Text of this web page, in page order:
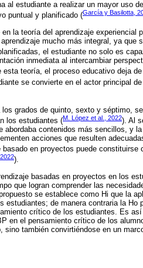
al estudiante a realizar un mayor uso
puntual y planificado (García y Basilotta,
la teoría del aprendizaje experiencial
mucho más integral, ya que
el estudiante no solo es
inmediata al intercambiar
esta teoría, el proceso educativo deja
se convierte en el actor principal
grados de quinto, sexto y séptimo,
los estudiantes (M. López et al., 2022). Al
contenidos más sencillos, y
acciones que resulten
en proyectos puede constituirse
).
basadas en proyectos en los
que logran comprender las
se establece como Hi que la
de manera contraria la Ho
crítico de los estudiantes. Es
en el pensamiento crítico de los
también convirtiéndose en un